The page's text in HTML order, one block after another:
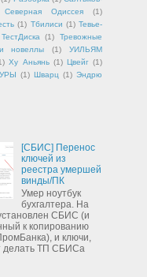
Северная Одиссея
(1)
(1) Тбилиси (1) Тевье-
ТестДиска (1)
Тревожные
новеллы (1)
УИЛЬЯМ
Ху Аньянь (1) Цвейг (1)
(1) Шварц (1) Эндрю
[СБИС] Перенос
ключей из
реестра умершей
винды/ПК
Умер ноутбук
бухгалтера. На
СБИС (и
к копированию
и ключи,
делать ТП СБИСа